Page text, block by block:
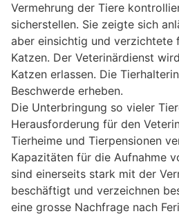
Vermehrung der Tiere
sicherstellen. Sie zeigte sich
aber einsichtig und verzichtete
Katzen. Der Veterinärdienst
Katzen erlassen. Die
Beschwerde erheben.
Die Unterbringung so vieler
Herausforderung für den
Tierheime und Tierpensionen
Kapazitäten für die Aufnahme
sind einerseits stark mit der
beschäftigt und verzeichnen
eine grosse Nachfrage nach